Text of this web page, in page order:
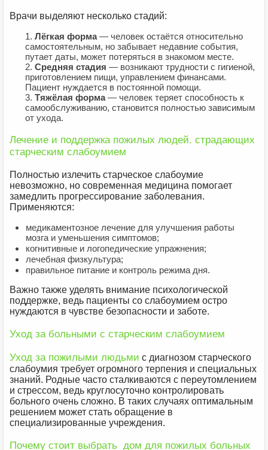
Врачи выделяют несколько стадий:
Лёгкая форма— человек остаётся относительно
самостоятельным, но забывает недавние события,
путает даты, может потеряться в знакомом месте.
Средняя стадия — возникают трудности с гигиеной,
приготовлением пищи, управлением финансами.
Пациент нуждается в постоянной помощи.
Тяжёлая форма— человек теряет способность к
самообслуживанию, становится полностью зависимым
от ухода.
Лечение и поддержка пожилых людей. страдающих
старческим слабоумием
Полностью излечить старческое слабоумие
невозможно, но современная медицина помогает
замедлить прогрессирование заболевания.
Применяются:
медикаментозное лечение для улучшения работы
мозга и уменьшения симптомов;
когнитивные и логопедические упражнения;
лечебная физкультура;
правильное питание и контроль режима дня.
Важно также уделять внимание психологической
поддержке, ведь пациенты со слабоумием остро
нуждаются в чувстве безопасности и заботе.
Уход за больными с старческим слабоумием
Уход за пожилыми людьми с диагнозом старческого
слабоумия требует огромного терпения и специальных
знаний. Родные часто сталкиваются с переутомлением
и стрессом, ведь круглосуточно контролировать
больного очень сложно. В таких случаях оптимальным
решением может стать обращение в
специализированные учреждения.
Почему стоит выбрать дом для пожилых больных